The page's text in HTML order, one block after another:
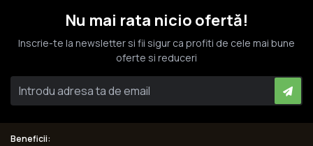
Nu mai rata nicio ofertă!
Inscrie-te la newsletter si fii sigur ca profiti de cele mai bune
oferte si reduceri
Beneficii: